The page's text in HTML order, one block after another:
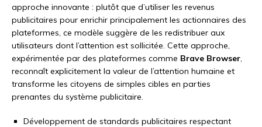
approche innovante : plutôt que d’utiliser les revenus
publicitaires pour enrichir principalement les actionnaires des
plateformes, ce modèle suggère de les redistribuer aux
utilisateurs dont l’attention est sollicitée. Cette approche,
expérimentée par des plateformes comme Brave Browser,
reconnaît explicitement la valeur de l’attention humaine et
transforme les citoyens de simples cibles en parties
prenantes du système publicitaire.
Développement de standards publicitaires respectant